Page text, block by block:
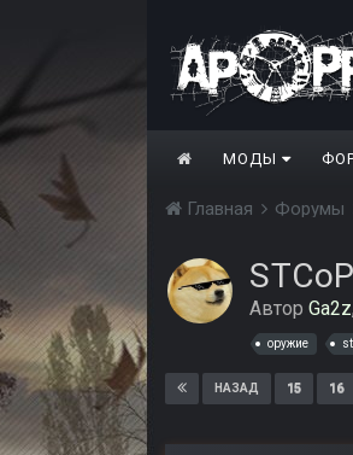
МОДЫ
Главная Форумы
Автор Ga2z,
оружие
НАЗАД 15 16